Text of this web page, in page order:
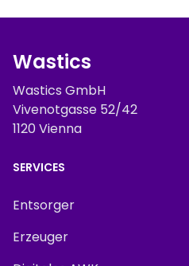
Wastics
Wastics GmbH
Vivenotgasse 52/42
1120 Vienna
SERVICES
Entsorger
Erzeuger